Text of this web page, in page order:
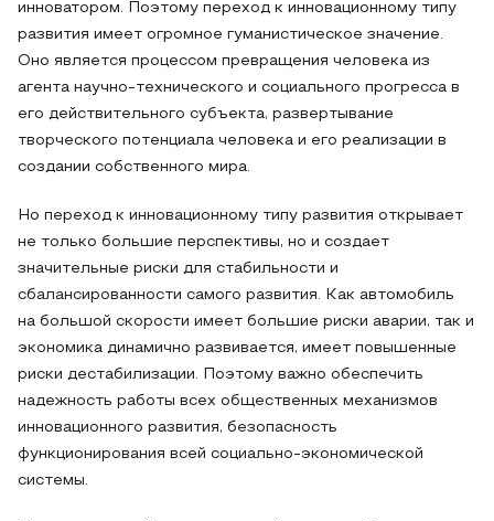
инноватором. Поэтому переход к инновационному типу
развития имеет огромное гуманистическое значение.
Оно является процессом превращения человека из
агента научно-технического и социального прогресса в
его действительного субъекта, развертывание
творческого потенциала человека и его реализации в
создании собственного мира.
Но переход к инновационному типу развития открывает
не только большие перспективы, но и создает
значительные риски для стабильности и
сбалансированности самого развития. Как автомобиль
на большой скорости имеет большие риски аварии, так и
экономика динамично развивается, имеет повышенные
риски дестабилизации. Поэтому важно обеспечить
надежность работы всех общественных механизмов
инновационного развития, безопасность
функционирования всей социально-экономической
системы.